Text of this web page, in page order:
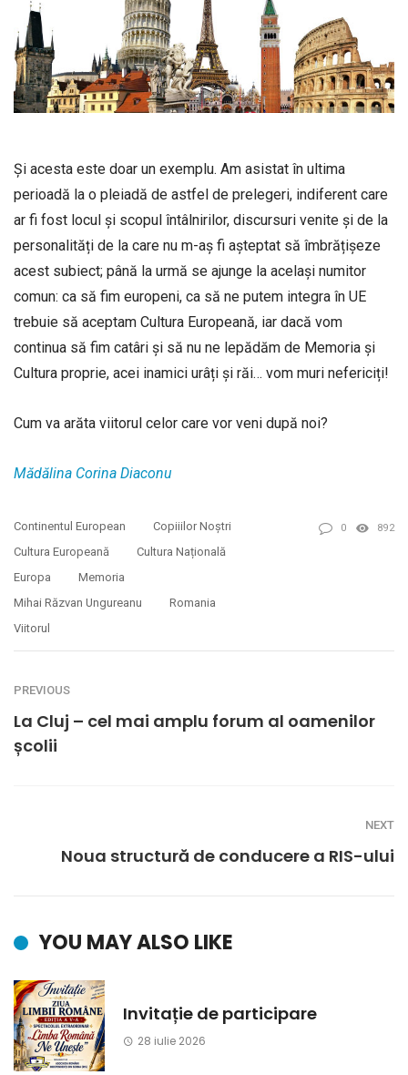
Și acesta este doar un exemplu. Am asistat în ultima
perioadă la o pleiadă de astfel de prelegeri, indiferent care
ar fi fost locul și scopul întâlnirilor, discursuri venite și de la
personalități de la care nu m-aș fi așteptat să îmbrățișeze
acest subiect; până la urmă se ajunge la același numitor
comun: ca să fim europeni, ca să ne putem integra în UE
trebuie să aceptam Cultura Europeană, iar dacă vom
continua să fim catâri și să nu ne lepădăm de Memoria și
Cultura proprie, acei inamici urâți și răi… vom muri nefericiți!
Cum va arăta viitorul celor care vor veni după noi?
Mădălina Corina Diaconu
Continentul European
Copiiilor Noștri
Cultura Europeană
Cultura Națională
Europa
Memoria
Mihai Răzvan Ungureanu
Romania
Viitorul
0 892
PREVIOUS
La Cluj – cel mai amplu forum al oamenilor
școlii
NEXT
Noua structură de conducere a RIS-ului
YOU MAY ALSO LIKE
Invitație de participare
28 iulie 2026